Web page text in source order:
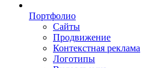
Портфолио
Сайты
Продвижение
Контекстная реклама
Логотипы